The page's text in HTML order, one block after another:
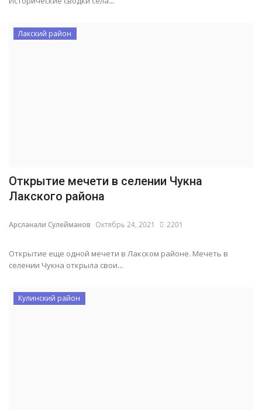
Лакский район
Открытие мечети в селении Чукна
Лакского района
Арсланали Сулейманов Октябрь 24, 2021 2201
Открытие еще одной мечети в Лакском районе. Мечеть в
селении Чукна открыла свои...
Кулинский район